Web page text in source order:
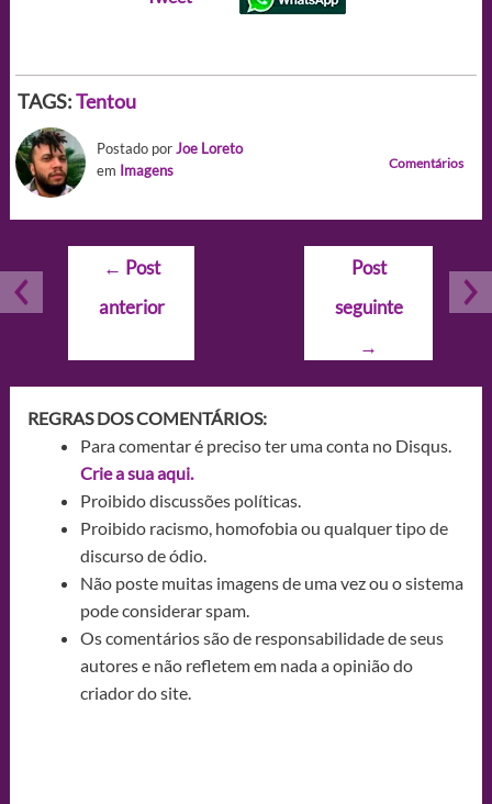
TAGS:Tentou
Postado porJoe Loreto
em Imagens Comentários
Navegação
Post
← Post
anterior
Post
seguinte
→
REGRAS DOS COMENTÁRIOS:
Para comentar é preciso ter uma conta no Disqus.
Crie a sua aqui.
Proibido discussões políticas.
Proibido racismo, homofobia ou qualquer tipo de
discurso de ódio.
Não poste muitas imagens de uma vez ou o sistema
pode considerar spam.
Os comentários são de responsabilidade de seus
autores e não refletem em nada a opinião do
criador do site.